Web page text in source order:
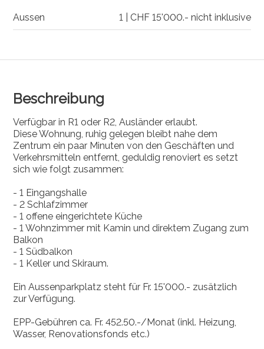
Beschreibung
Verfügbar in R1 oder R2, Ausländer erlaubt.
Diese Wohnung, ruhig gelegen bleibt nahe dem
Zentrum ein paar Minuten von den Geschäften und
Verkehrsmitteln entfernt, geduldig renoviert es setzt
sich wie folgt zusammen:
- 1 Eingangshalle
- 2 Schlafzimmer
- 1 offene eingerichtete Küche
- 1 Wohnzimmer mit Kamin und direktem Zugang zum
Balkon
- 1 Südbalkon
- 1 Keller und Skiraum.
Ein Aussenparkplatz steht für Fr. 15'000.- zusätzlich
zur Verfügung.
EPP-Gebühren ca. Fr. 452.50.-/Monat (inkl. Heizung,
Wasser, Renovationsfonds etc.)
Aussen 1 | CHF 15'000.- nicht inklusive